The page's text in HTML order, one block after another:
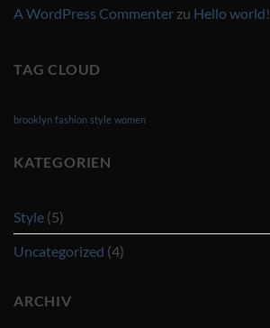
A WordPress Commenter zu Hello world!
TAG CLOUD
brooklyn fashion style women
KATEGORIEN
Style (5)
Uncategorized (4)
ARCHIV